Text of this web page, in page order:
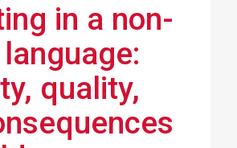
in a non-
quality,